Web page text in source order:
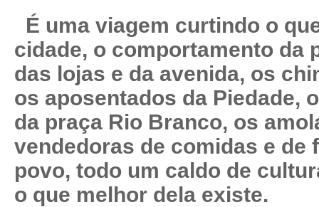
É uma viagem curtindo o
cidade, o comportamento da
das lojas e da avenida, os
os aposentados da Piedade,
da praça Rio Branco, os
vendedoras de comidas e de
povo, todo um caldo de
o que melhor dela existe.